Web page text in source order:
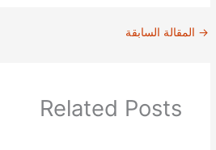
→ المقالة السابقة
Related Posts